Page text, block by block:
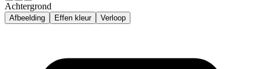
Achtergrond
Afbeelding Effen kleur Verloop